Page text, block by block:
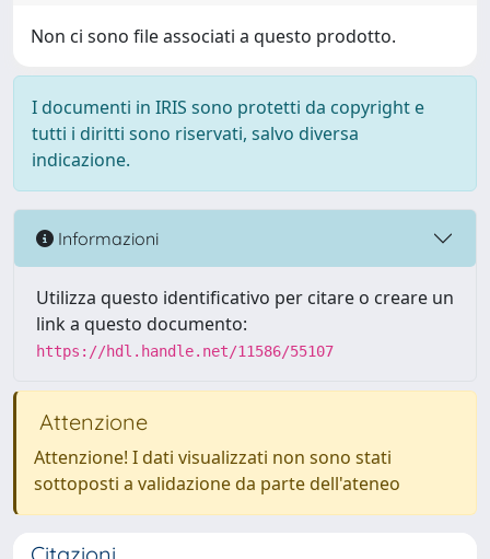
Non ci sono file associati a questo prodotto.
I documenti in IRIS sono protetti da copyright e
tutti i diritti sono riservati, salvo diversa
indicazione.
Informazioni
Utilizza questo identificativo per citare o creare un
link a questo documento:
https://hdl.handle.net/11586/55107
Attenzione
Attenzione! I dati visualizzati non sono stati
sottoposti a validazione da parte dell'ateneo